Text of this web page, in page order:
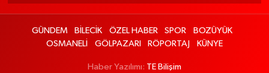
GÜNDEM BİLECİK ÖZEL HABER SPOR
BOZÜYÜK
OSMANELİ
GÖLPAZARI RÖPORTAJ KÜNYE
Haber Yazılımı: TE Bilişim